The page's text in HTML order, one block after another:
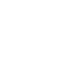
long terme
activement
de ces
variété,